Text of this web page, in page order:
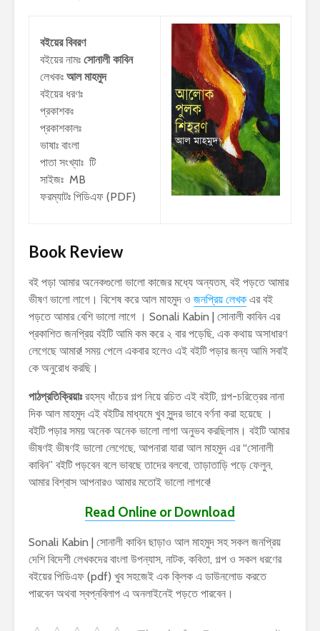
বইয়ের বিবরণ
বইয়ের নামঃ সোনালী কাবিন
লেখকঃ আল মাহমুদ
বইয়ের ধরণঃ
প্রকাশকঃ
প্রকাশকালঃ
ভাষাঃ বাংলা
পাতা সংখ্যাঃ টি
সাইজঃ MB
ফরম্যাটঃ পিডিএফ (PDF)
Book Review
বই পড়া আমার অনেকগুলো ভালো কাজের মধ্যে অন্যতম, বই পড়তে আমার
ভীষণ ভালো লাগে। বিশেষ করে আল মাহমুদ ও জনপ্রিয় লেখক এর বই
পড়তে আমার বেশি ভালো লাগে । Sonali Kabin | সোনালী কাবিন এর
প্রকাশিত জনপ্রিয় বইটি আমি কম করে ২ বার পড়েছি, এক কথায় অসাধারণ
লেগেছে আমার! সময় পেলে একবার হলেও এই বইটি পড়ার জন্য আমি সবাই
কে অনুরোধ করছি।
পাঠপ্রতিক্রিয়াঃরহস্য ধাঁচের গল্প নিয়ে রচিত এই বইটি, গল্প-চরিত্রের নানা
দিক আল মাহমুদ এই বইটির মাধ্যমে খুব সুন্দর ভাবে বর্ণনা করা হয়েছে ।
বইটি পড়ার সময় অনেক অনেক ভালো লাগা অনুভব করছিলাম। বইটি আমার
ভীষণই ভীষণই ভালো লেগেছে, আপনারা যারা আল মাহমুদ এর “সোনালী
কাবিন” বইটি পড়বেন বলে ভাবছে তাদের বলবো, তাড়াতাড়ি পড়ে ফেলুন,
আমার বিশ্বাস আপনারও আমার মতোই ভালো লাগবে!
Read Online or Download
Sonali Kabin | সোনালী কাবিন ছাড়াও আল মাহমুদ সহ সকল জনপ্রিয়
দেশি বিদেশী লেখকদের বাংলা উপন্যাস, নাটক, কবিতা, গল্প ও সকল ধরণের
বইয়ের পিডিএফ (pdf) খুব সহজেই এক ক্লিক এ ডাউনলোড করতে
পারবেন অথবা স্বপ্নবিলাপ এ অনলাইনেই পড়তে পারবেন।